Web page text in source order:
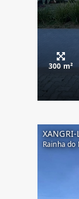
300 m²
XANGRI-
Rainha do